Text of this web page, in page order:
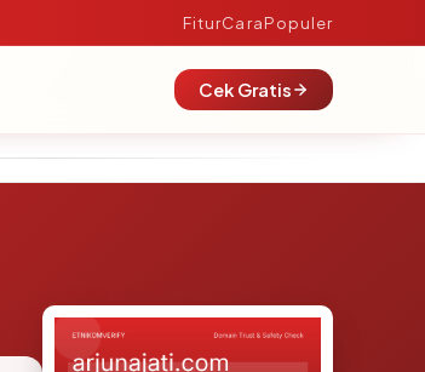
FiturCaraPopuler
Cek Gratis